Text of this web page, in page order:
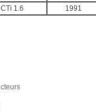
1.6 1991